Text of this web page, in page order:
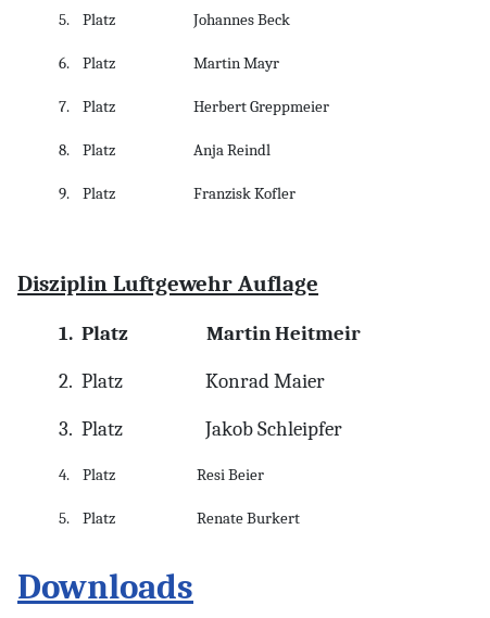
5. Platz Johannes Beck
6. Platz Martin Mayr
7. Platz Herbert Greppmeier
8. Platz Anja Reindl
9. Platz Franzisk Kofler
Disziplin Luftgewehr Auflage
1. Platz
Martin Heitmeir
2. Platz
Konrad Maier
3. Platz Jakob Schleipfer
4. Platz Resi Beier
5. Platz Renate Burkert
Downloads